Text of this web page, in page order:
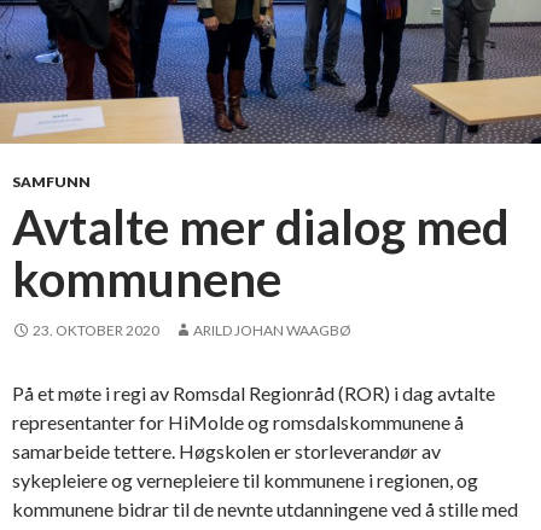
SAMFUNN
Avtalte mer dialog med
kommunene
23. OKTOBER 2020 ARILD JOHAN WAAGBØ
På et møte i regi av Romsdal Regionråd (ROR) i dag avtalte
representanter for HiMolde og romsdalskommunene å
samarbeide tettere. Høgskolen er storleverandør av
sykepleiere og vernepleiere til kommunene i regionen, og
kommunene bidrar til de nevnte utdanningene ved å stille med